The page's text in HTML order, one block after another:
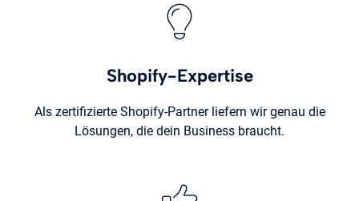
Shopify-Expertise
Als zertifizierte Shopify-Partner liefern wir genau die
Lösungen, die dein Business braucht.